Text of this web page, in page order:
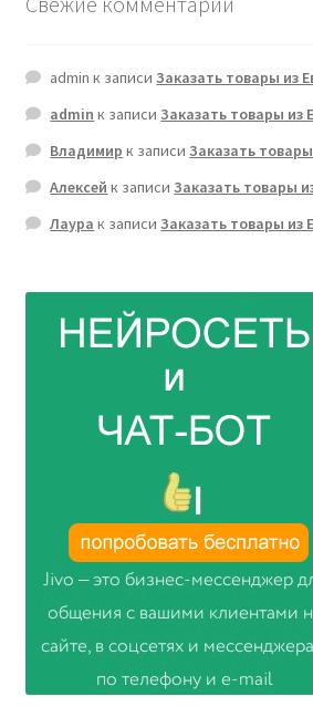
admin к записиЗаказать товары из
admin к записиЗаказать товары из
Владимир к записиЗаказать
Алексей к записиЗаказать товары
Лаура к записиЗаказать товары из